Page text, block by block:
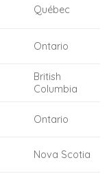
Québec
Ontario
British
Columbia
Ontario
Nova Scotia